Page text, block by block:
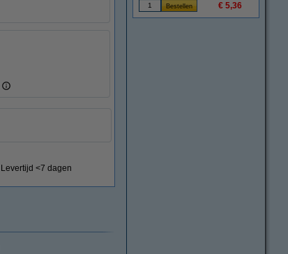
Levertijd <7 dagen
€ 5,36